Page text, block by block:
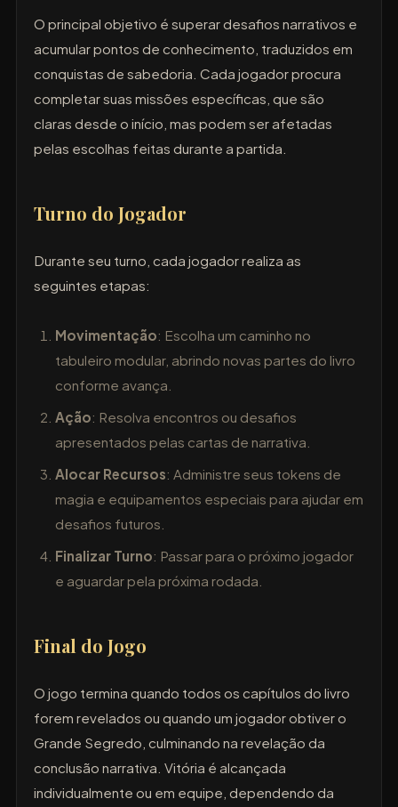
O principal objetivo é superar desafios narrativos e
acumular pontos de conhecimento, traduzidos em
conquistas de sabedoria. Cada jogador procura
completar suas missões específicas, que são
claras desde o início, mas podem ser afetadas
pelas escolhas feitas durante a partida.
Turno do Jogador
Durante seu turno, cada jogador realiza as
seguintes etapas:
Movimentação: Escolha um caminho no
tabuleiro modular, abrindo novas partes do livro
conforme avança.
Ação: Resolva encontros ou desafios
apresentados pelas cartas de narrativa.
Alocar Recursos: Administre seus tokens de
magia e equipamentos especiais para ajudar em
desafios futuros.
Finalizar Turno: Passar para o próximo jogador
e aguardar pela próxima rodada.
Final do Jogo
O jogo termina quando todos os capítulos do livro
forem revelados ou quando um jogador obtiver o
Grande Segredo, culminando na revelação da
conclusão narrativa. Vitória é alcançada
individualmente ou em equipe, dependendo da